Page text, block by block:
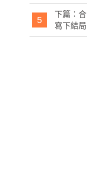
5
下篇：
寫下結